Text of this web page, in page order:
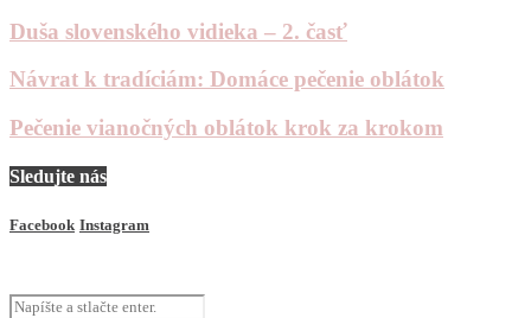
Duša slovenského vidieka – 2. časť
Návrat k tradíciám: Domáce pečenie oblátok
Pečenie vianočných oblátok krok za krokom
Sledujte nás
Facebook Instagram